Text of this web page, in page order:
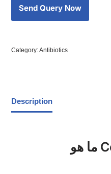
Category:Antibiotics
Description
ما هو Cefazolin 1000mg